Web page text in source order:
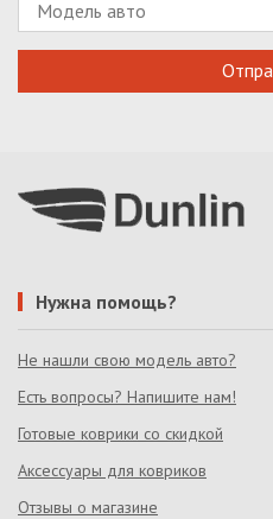
Нужна помощь?
Не нашли свою модель авто?
Есть вопросы? Напишите нам!
Готовые коврики со скидкой
Аксессуары для ковриков
Отзывы о магазине